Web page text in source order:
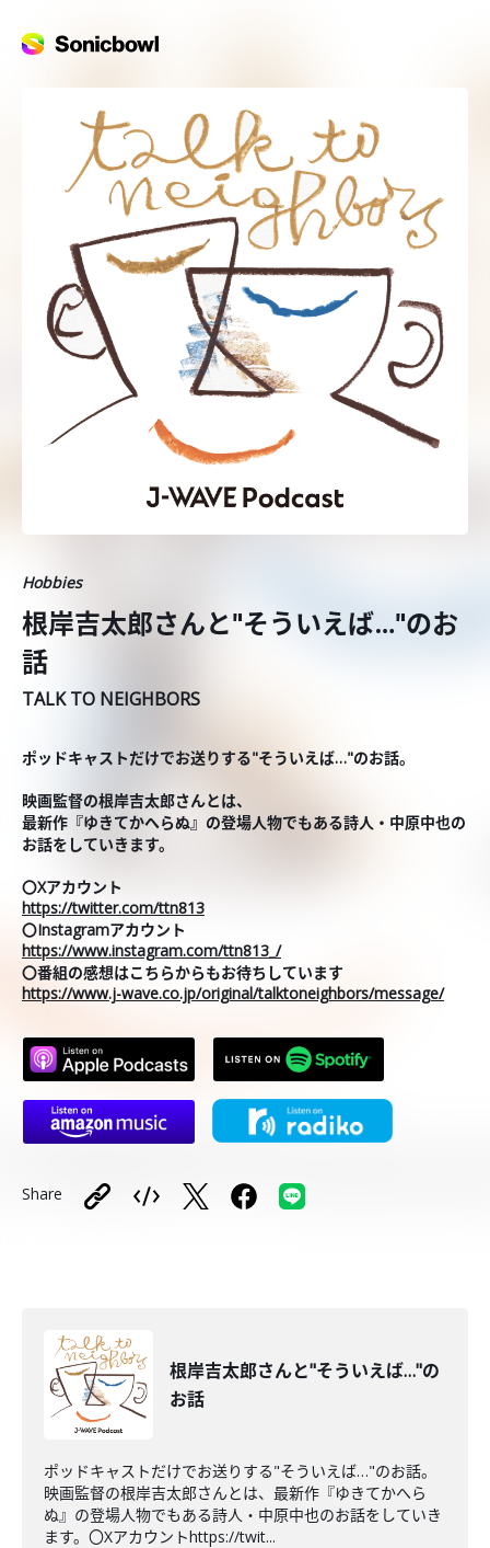
Hobbies
根岸吉太郎さんと"そういえば…"のお
話
TALK TO NEIGHBORS
ポッドキャストだけでお送りする"そういえば…"のお話。
映画監督の根岸吉太郎さんとは、
最新作『ゆきてかへらぬ』の登場人物でもある詩人・中原中也の
お話をしていきます。
〇Xアカウント
https://twitter.com/ttn813
〇Instagramアカウント
https://www.instagram.com/ttn813_/
〇番組の感想はこちらからもお待ちしています
https://www.j-wave.co.jp/original/talktoneighbors/message/
Share
根岸吉太郎さんと"そういえば…"の
お話
ポッドキャストだけでお送りする"そういえば…"のお話。
映画監督の根岸吉太郎さんとは、最新作『ゆきてかへら
ぬ』の登場人物でもある詩人・中原中也のお話をしていき
ます。〇Xアカウントhttps://twit...